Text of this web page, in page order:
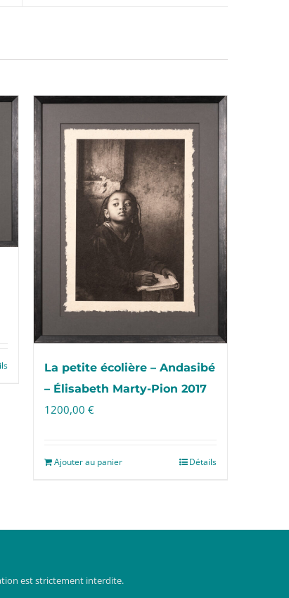
La petite écolière – Andasibé
– Élisabeth Marty-Pion 2017
1200,00 €
Ajouter au panier Détails
est strictement interdite.